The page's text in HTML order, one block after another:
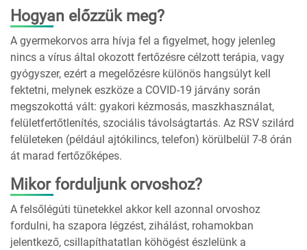
Hogyan előzzük meg?
A gyermekorvos arra hívja fel a figyelmet, hogy jelenleg
nincs a vírus által okozott fertőzésre célzott terápia, vagy
gyógyszer, ezért a megelőzésre különös hangsúlyt kell
fektetni, melynek eszköze a COVID-19 járvány során
megszokottá vált: gyakori kézmosás, maszkhasználat,
felületfertőtlenítés, szociális távolságtartás. Az RSV szilárd
felületeken (például ajtókilincs, telefon) körülbelül 7-8 órán
át marad fertőzőképes.
Mikor forduljunk orvoshoz?
A felsőlégúti tünetekkel akkor kell azonnal orvoshoz
fordulni, ha szapora légzést, zihálást, rohamokban
jelentkező, csillapíthatatlan köhögést észlelünk a